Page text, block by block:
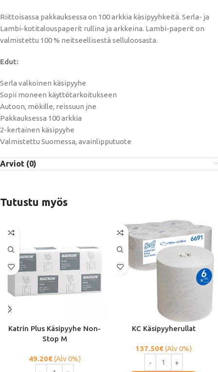
Riittoisassa pakkauksessa on 100 arkkia käsipyyhkeitä. Serla- ja
Lambi-kotitalouspaperit rullina ja arkkeina. Lambi-paperit on
valmistettu 100 % neitseellisestä selluloosasta.
Edut:
Serla valkoinen käsipyyhe
Sopii moneen käyttötarkoitukseen
Autoon, mökille, reissuun jne
Pakkauksessa 100 arkkia
2-kertainen käsipyyhe
Valmistettu Suomessa, avainlipputuote
Arviot (0)
Tutustu myös
Katrin Plus Käsipyyhe Non-
Stop M
49.20€(Alv 0%)
KC Käsipyyherullat
137.50€(Alv 0%)